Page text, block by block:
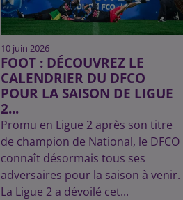
10 juin 2026
FOOT : DÉCOUVREZ LE
CALENDRIER DU DFCO
POUR LA SAISON DE LIGUE
2...
Promu en Ligue 2 après son titre
de champion de National, le DFCO
connaît désormais tous ses
adversaires pour la saison à venir.
La Ligue 2 a dévoilé cet...